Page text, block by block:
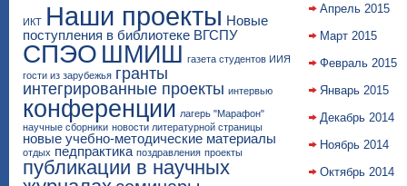
ИКТ Наши проекты Новые
поступления в библиотеке ВГСПУ
СПЭО ШМИШ газета студентов ИИЯ
гости из зарубежья гранты
интегрированные проекты интервью
конференции лагерь "Марафон"
научные сборники новости литературной страницы
новые учебно-методические материалы
отдых педпрактика поздравления проекты
публикации в научных
Апрель 2015
Март 2015
Февраль 2015
Январь 2015
Декабрь 2014
Ноябрь 2014
Октябрь 2014